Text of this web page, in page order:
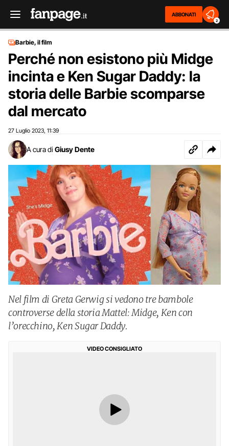
ABBONATI
2
Barbie, il film
Perché non esistono più Midge
incinta e Ken Sugar Daddy: la
storia delle Barbie scomparse
dal mercato
27 Luglio 2023 11:39
A cura di Giusy Dente
Nel film di Greta Gerwig si vedono tre bambole
controverse della storia Mattel: Midge, Ken con
l’orecchino, Ken Sugar Daddy.
VIDEO CONSIGLIATO